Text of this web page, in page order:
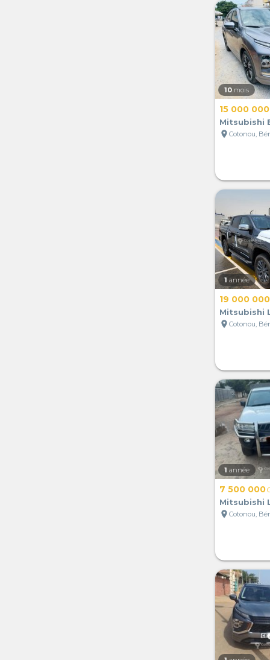
10 mois
15 000 000
Mitsubishi
location_on Cotonou,
1 année
19 000 000
Mitsubishi
location_on Cotonou,
1 année
7 500 000
Mitsubishi
location_on Cotonou,